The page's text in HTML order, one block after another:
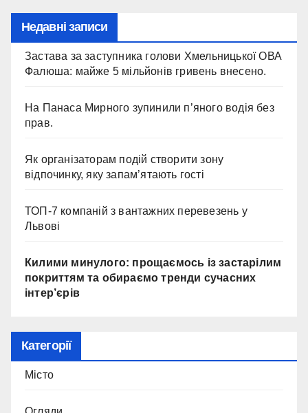
Недавні записи
Застава за заступника голови Хмельницької ОВА
Фалюша: майже 5 мільйонів гривень внесено.
На Панаса Мирного зупинили п’яного водія без
прав.
Як організаторам подій створити зону
відпочинку, яку запам’ятають гості
ТОП-7 компаній з вантажних перевезень у
Львові
Килими минулого: прощаємось із застарілим
покриттям та обираємо тренди сучасних
інтер’єрів
Категорії
Місто